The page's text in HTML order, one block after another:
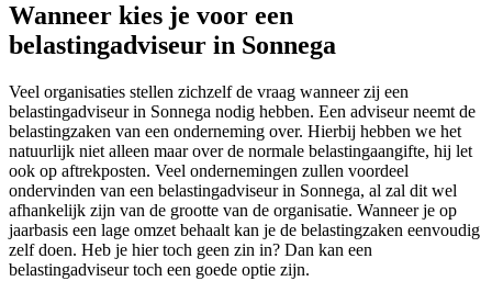
Wanneer kies je voor een
belastingadviseur in Sonnega
Veel organisaties stellen zichzelf de vraag wanneer zij een
belastingadviseur in Sonnega nodig hebben. Een adviseur neemt de
belastingzaken van een onderneming over. Hierbij hebben we het
natuurlijk niet alleen maar over de normale belastingaangifte, hij let
ook op aftrekposten. Veel ondernemingen zullen voordeel
ondervinden van een belastingadviseur in Sonnega, al zal dit wel
afhankelijk zijn van de grootte van de organisatie. Wanneer je op
jaarbasis een lage omzet behaalt kan je de belastingzaken eenvoudig
zelf doen. Heb je hier toch geen zin in? Dan kan een
belastingadviseur toch een goede optie zijn.